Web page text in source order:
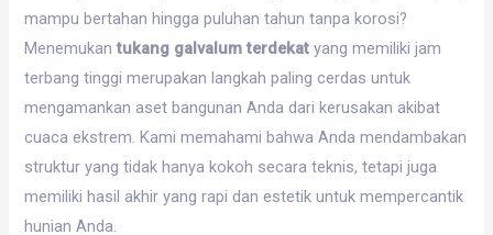
mampu bertahan hingga puluhan tahun tanpa korosi?
Menemukantukang galvalum terdekat yang memiliki jam
terbang tinggi merupakan langkah paling cerdas untuk
mengamankan aset bangunan Anda dari kerusakan akibat
cuaca ekstrem. Kami memahami bahwa Anda mendambakan
struktur yang tidak hanya kokoh secara teknis, tetapi juga
memiliki hasil akhir yang rapi dan estetik untuk mempercantik
hunian Anda.